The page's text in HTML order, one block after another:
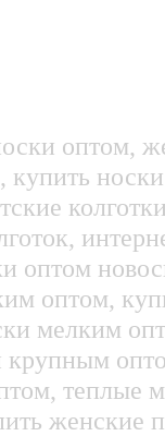
оптом,
оптом
оптом,
мелким
крупным
теплые
женские